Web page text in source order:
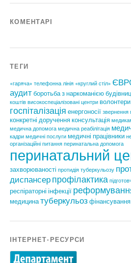
КОМЕНТАРІ
ТЕГИ
«гаряча» телефонна лінія «круглий стіл»
аудит боротьба з наркоманією
коштів високоспеціалізовані центри волонтери
госпіталізація енергоносії звернення
конкретні доручення консультація
медична допомога медична реабілітація
кадри медичні послуги медичні працівники
організаційні питання перинатальна допомога
перинатальний
захворюваності протидія туберкульозу
диспансер профілактика
респіраторні інфекції
медицина туберкульоз фінансування
ІНТЕРНЕТ-РЕСУРСИ